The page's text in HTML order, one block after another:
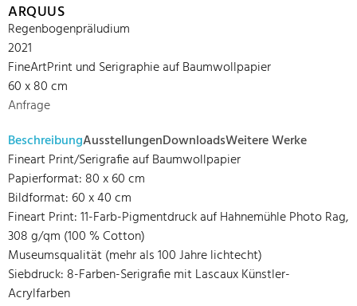
ARQUUS
Regenbogenpräludium
2021
FineArtPrint und Serigraphie auf Baumwollpapier
60 x 80 cm
Anfrage
BeschreibungAusstellungenDownloadsWeitere Werke
Fineart Print/Serigrafie auf Baumwollpapier
Papierformat: 80 x 60 cm
Bildformat: 60 x 40 cm
Fineart Print: 11-Farb-Pigmentdruck auf Hahnemühle Photo Rag,
308 g/qm (100 % Cotton)
Museumsqualität (mehr als 100 Jahre lichtecht)
Siebdruck: 8-Farben-Serigrafie mit Lascaux Künstler-
Acrylfarben